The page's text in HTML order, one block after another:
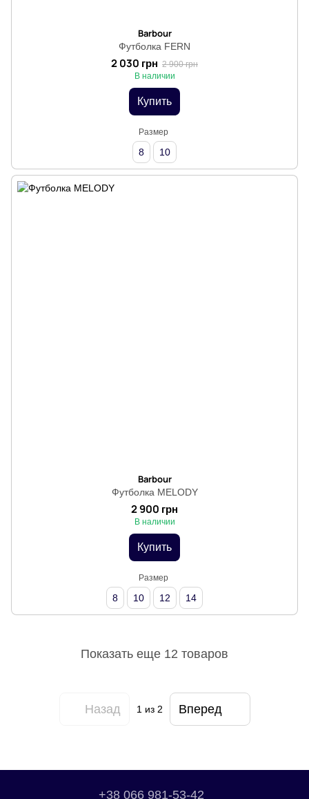
Barbour
Футболка FERN
2 030 грн 2 900 грн
В наличии
Купить
Размер
8 10
Barbour
Футболка MELODY
2 900 грн
В наличии
Купить
Размер
8 10 12 14
Показать еще 12 товаров
Назад 1 из 2 Вперед
+38 066 981-53-42